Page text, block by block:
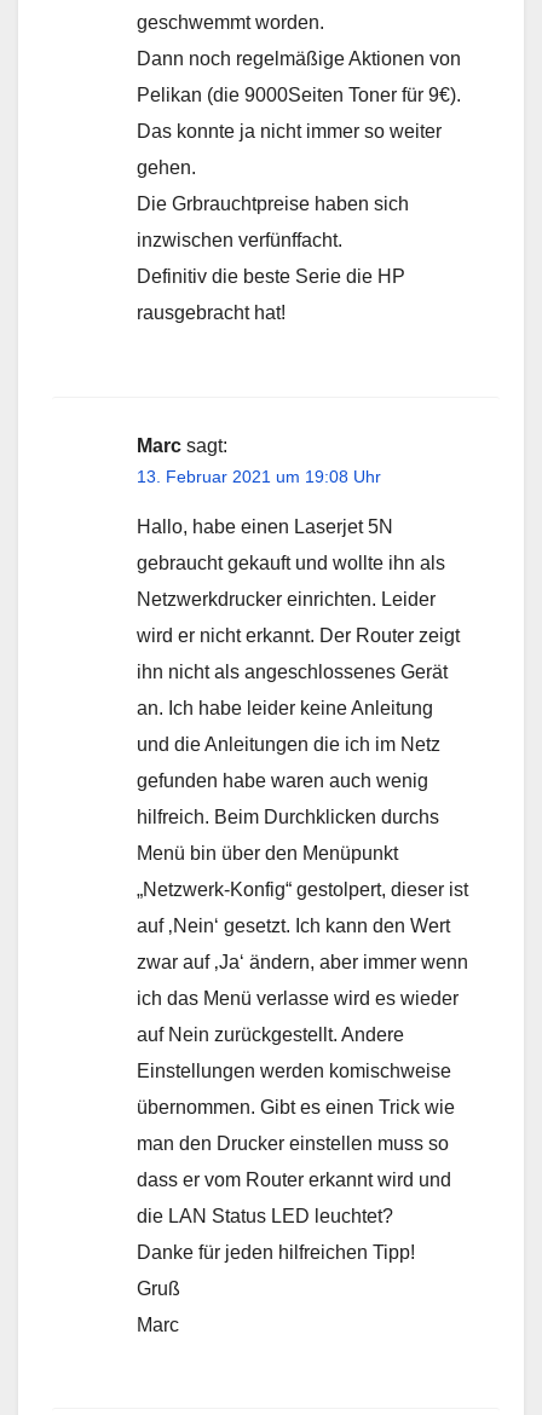
geschwemmt worden.
Dann noch regelmäßige Aktionen von
Pelikan (die 9000Seiten Toner für 9€).
Das konnte ja nicht immer so weiter
gehen.
Die Grbrauchtpreise haben sich
inzwischen verfünffacht.
Definitiv die beste Serie die HP
rausgebracht hat!
Marc sagt:
13. Februar 2021 um 19:08 Uhr
Hallo, habe einen Laserjet 5N
gebraucht gekauft und wollte ihn als
Netzwerkdrucker einrichten. Leider
wird er nicht erkannt. Der Router zeigt
ihn nicht als angeschlossenes Gerät
an. Ich habe leider keine Anleitung
und die Anleitungen die ich im Netz
gefunden habe waren auch wenig
hilfreich. Beim Durchklicken durchs
Menü bin über den Menüpunkt
„Netzwerk-Konfig“ gestolpert, dieser ist
auf ‚Nein‘ gesetzt. Ich kann den Wert
zwar auf ‚Ja‘ ändern, aber immer wenn
ich das Menü verlasse wird es wieder
auf Nein zurückgestellt. Andere
Einstellungen werden komischweise
übernommen. Gibt es einen Trick wie
man den Drucker einstellen muss so
dass er vom Router erkannt wird und
die LAN Status LED leuchtet?
Danke für jeden hilfreichen Tipp!
Gruß
Marc